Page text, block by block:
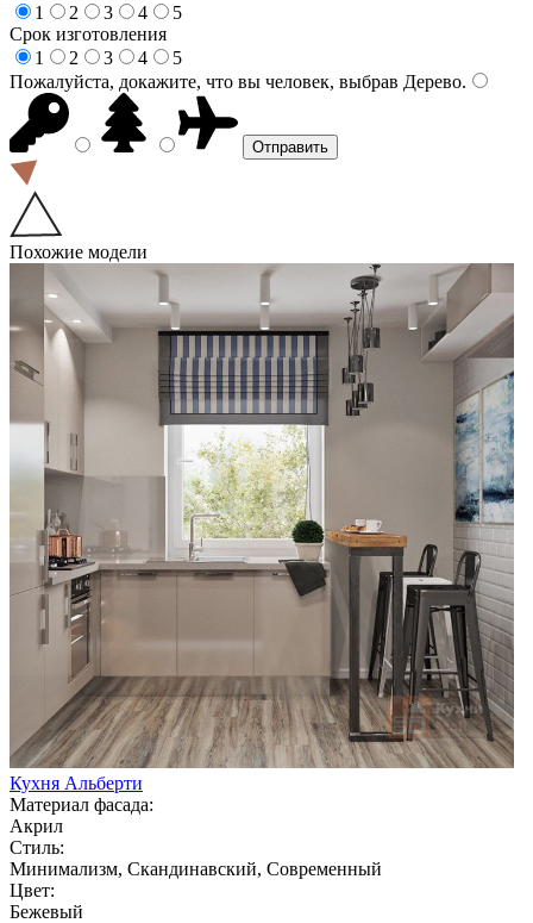
1
2 3 4
5
Срок изготовления
1
2 3 4
5
Пожалуйста, докажите, что вы человек, выбрав Дерево.
Похожие модели
Кухня Альберти
Материал фасада:
Акрил
Стиль:
Минимализм, Скандинавский, Современный
Цвет:
Бежевый